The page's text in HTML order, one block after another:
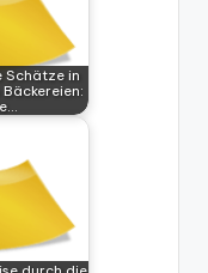
Schätze in